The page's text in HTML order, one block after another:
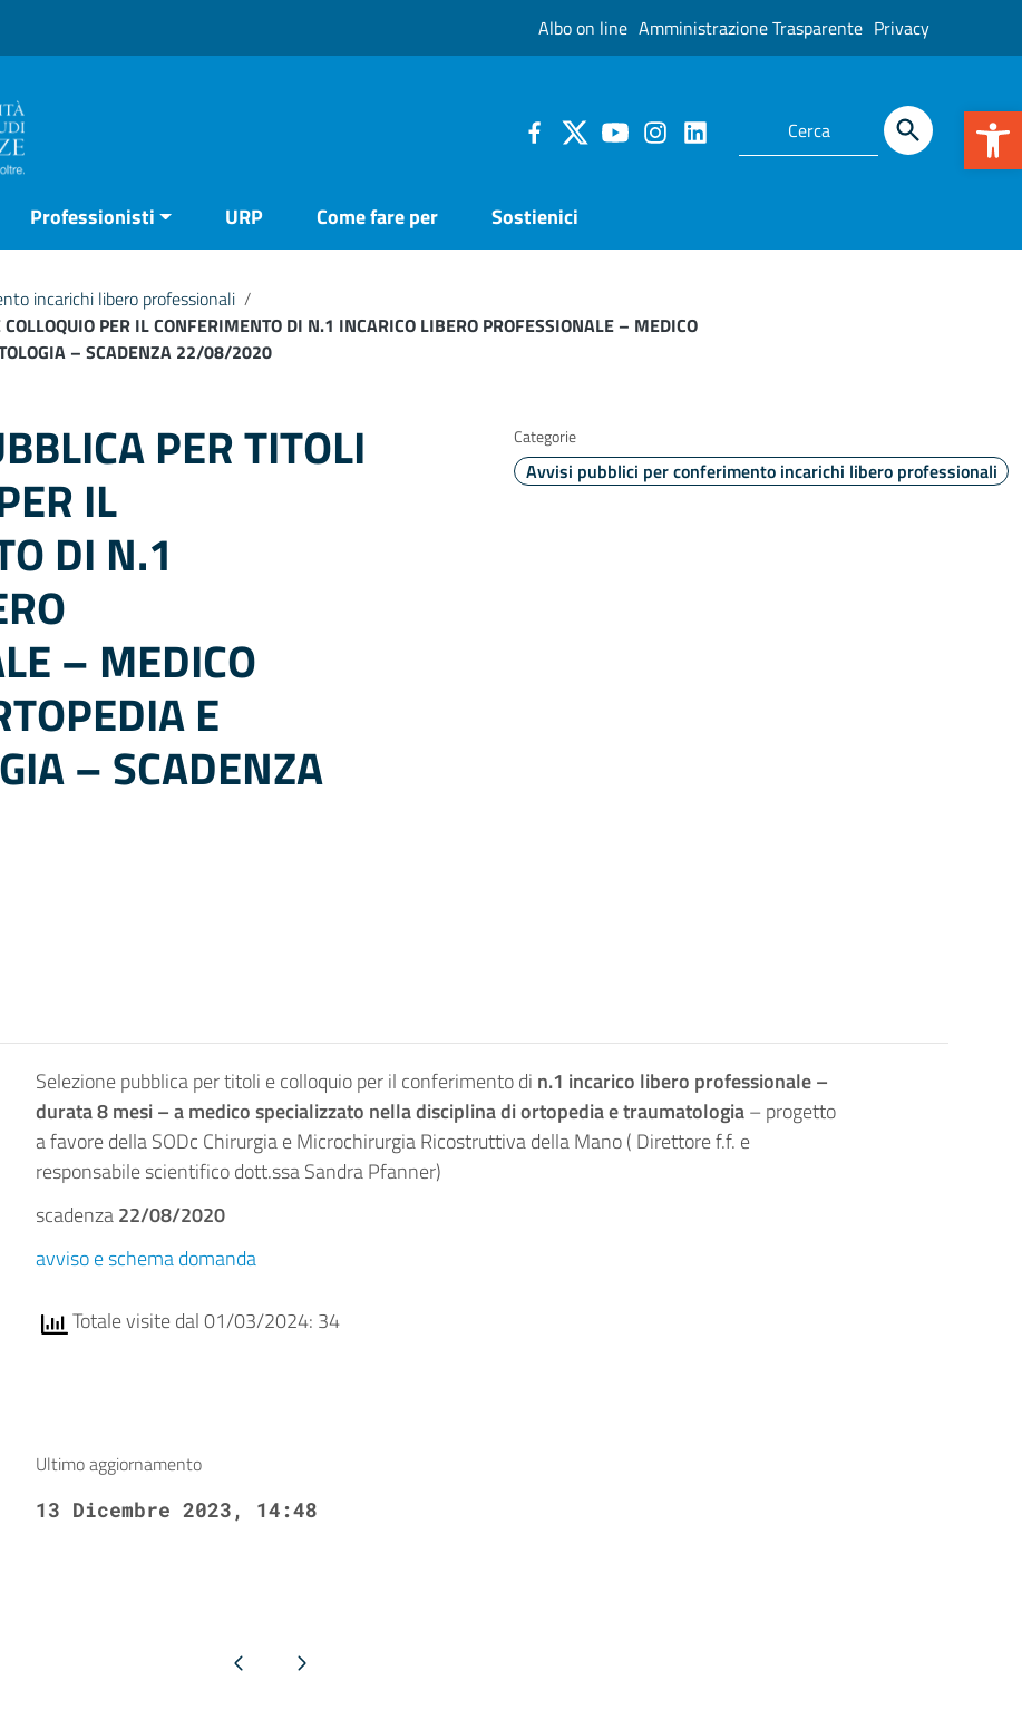
Albo on line Amministrazione Trasparente Privacy
Professionisti URP Come fare per Sostienici
incarichi libero professionali /
PER IL CONFERIMENTO DI N.1 INCARICO LIBERO PROFESSIONALE – MEDICO
– SCADENZA 22/08/2020
PER TITOLI
IL
DI N.1
– MEDICO
E
– SCADENZA
Categorie
Avvisi pubblici per conferimento incarichi libero professionali
Selezione pubblica per titoli e colloquio per il conferimento di n.1 incarico libero professionale –
durata 8 mesi – a medico specializzato nella disciplina di ortopedia e traumatologia– progetto
a favore della SODc Chirurgia e Microchirurgia Ricostruttiva della Mano ( Direttore f.f. e
responsabile scientifico dott.ssa Sandra Pfanner)
scadenza22/08/2020
avviso e schema domanda
Totale visite dal 01/03/2024: 34
Ultimo aggiornamento
13 Dicembre 2023, 14:48
Pagina precedentePagina successiva